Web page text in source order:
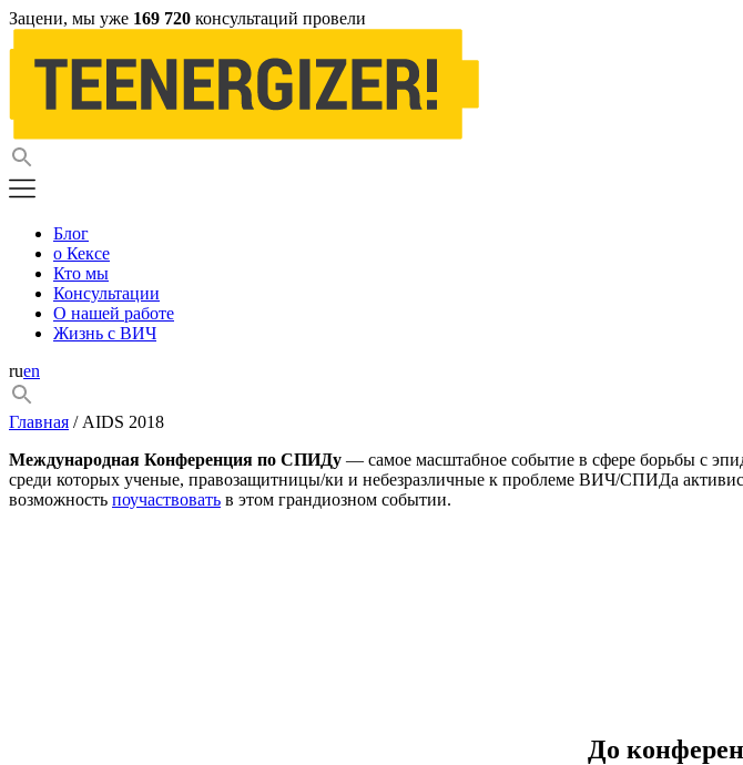
Зацени, мы уже 169 720 консультаций провели
Блог
о Кексе
Кто мы
Консультации
О нашей работе
Жизнь с ВИЧ
ruen
Главная / AIDS 2018
Международная Конференция по СПИДу — самое масштабное событие в сфере борьбы с
среди которых ученые, правозащитницы/ки и небезразличные к проблеме ВИЧ/СПИДа
возможность поучаствовать в этом грандиозном событии.
До